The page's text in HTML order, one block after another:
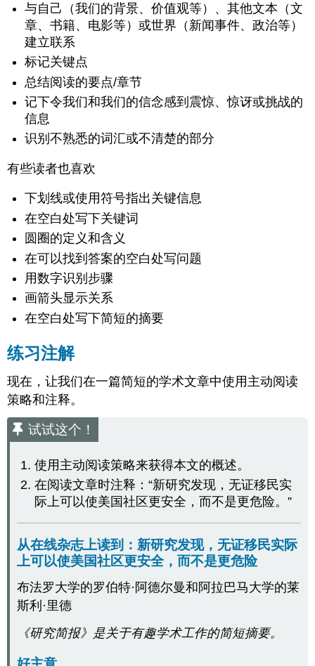
与自己（我们的背景、价值观等）、其他文本（文
章、书籍、电影等）或世界（新闻事件、政治等）
建立联系
标记关键点
总结阅读的要点/章节
记下令我们和我们的信念感到震惊、惊讶或挑战的
信息
识别不熟悉的词汇或不清楚的部分
有些读者也喜欢
下划线或使用符号指出关键信息
在空白处写下关键词
圆圈的定义和含义
在可以找到答案的空白处写问题
用数字识别步骤
画箭头显示关系
在空白处写下简短的摘要
练习注解
现在，让我们在一篇简短的学术文章中使用主动阅读
策略和注释。
试试这个！
使用主动阅读策略来获得本文的概述。
在阅读文章时注释：“新研究发现，无证移民实
际上可以使美国社区更安全，而不是更危险。”
从在线杂志上读到：新研究发现，无证移民实际
上可以使美国社区更安全，而不是更危险
布法罗大学的罗伯特·阿德尔曼和阿拉巴马大学的莱
斯利·里德
《研究简报》是关于有趣学术工作的简短摘要。